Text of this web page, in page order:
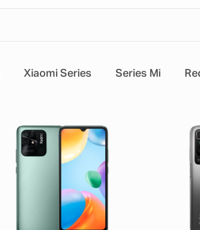
Xiaomi Series Series Mi